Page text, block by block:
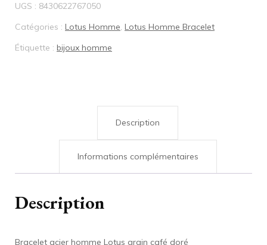
homme
Lotus
grain
UGS : 8430622767050
Catégories : Lotus Homme, Lotus Homme Bracelet
Étiquette : bijoux homme
Description
Informations complémentaires
Description
Bracelet acier homme Lotus grain café doré